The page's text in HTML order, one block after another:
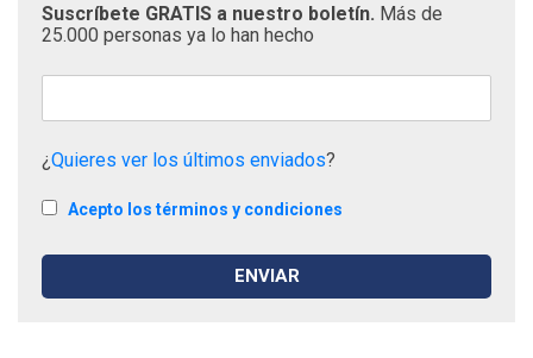
Suscríbete GRATIS a nuestro boletín. Más de
25.000 personas ya lo han hecho
¿Quieres ver los últimos enviados?
Acepto los términos y condiciones